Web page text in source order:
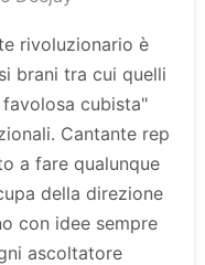
rivoluzionario è
brani tra cui quelli
cubista"
Cantante rep
a fare qualunque
della direzione
con idee sempre
ascoltatore